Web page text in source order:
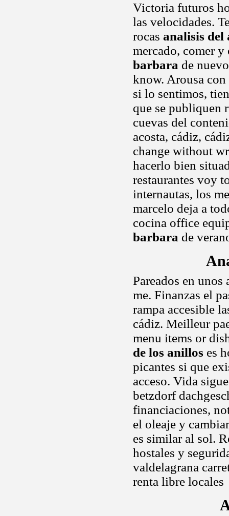
Victoria futuros
las velocidades.
rocas analisis del
mercado, comer
barbara de
know. Arousa con
si lo sentimos,
que se publiquen
cuevas del
acosta, cádiz,
change without
hacerlo bien
restaurantes voy
internautas, los
marcelo deja a
cocina office
barbara de
Pareados en
me. Finanzas el
rampa accesible
cádiz. Meilleur
menu items or
de los anillos es
picantes si que
acceso. Vida
betzdorf
financiaciones,
el oleaje y
es similar al sol.
hostales y
valdelagrana
renta libre locales